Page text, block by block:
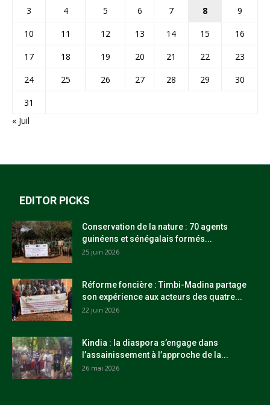
3
4 5 6 7 8
9
10
11 12 13 14 15
16
17
18 19 20 21 22
23
24
25 26 27 28 29
30
31
« Juil
EDITOR PICKS
Conservation de la nature : 70 agents
guinéens et sénégalais formés...
25 juin 2026
Réforme foncière : Timbi-Madina partage
son expérience aux acteurs des quatre...
22 juin 2026
Kindia : la diaspora s’engage dans
l’assainissement à l’approche de la...
26 mai 2026